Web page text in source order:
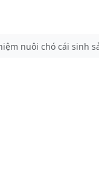
nuôi chó cái sinh